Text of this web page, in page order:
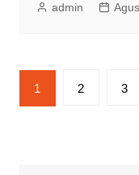
admin
Paginasi
pos
1 2 3